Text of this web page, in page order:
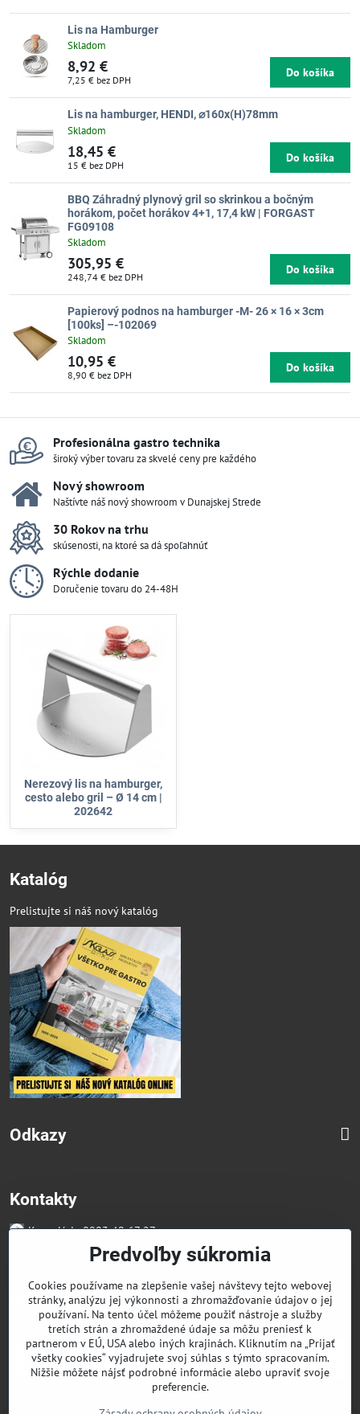
Lis na Hamburger
Skladom
8,92 €
7,25 € bez DPH
Do košíka
Lis na hamburger, HENDI, ⌀160x(H)78mm
Skladom
18,45 €
15 € bez DPH
Do košíka
BBQ Záhradný plynový gril so skrinkou a bočným
horákom, počet horákov 4+1, 17,4 kW | FORGAST
FG09108
Skladom
305,95 €
248,74 € bez DPH
Do košíka
Papierový podnos na hamburger -M- 26 × 16 × 3cm
[100ks] –-102069
Skladom
10,95 €
8,90 € bez DPH
Do košíka
Profesionálna gastro technika
široký výber tovaru za skvelé ceny pre každého
Nový showroom
Naštívte náš nový showroom v Dunajskej Strede
30 Rokov na trhu
skúsenosti, na ktoré sa dá spoľahnúť
Rýchle dodanie
Doručenie tovaru do 24-48H
Nerezový lis na hamburger,
cesto alebo gril – Ø 14 cm |
202642
Katalóg
Prelistujte si náš nový katalóg
Odkazy
Kontakty
Kancelária 0903 49 67 27
Faktúry/Reklamácia 0914 27 44 27
Email skglass@skglass.sk
Projekty gastro@skglass.sk
Osobný Odber Bratislavská 919/4 Dunajská Streda
Predvoľby súkromia
Cookies používame na zlepšenie vašej návštevy tejto webovej
stránky, analýzu jej výkonnosti a zhromažďovanie údajov o jej
používaní. Na tento účel môžeme použiť nástroje a služby
tretích strán a zhromaždené údaje sa môžu preniesť k
partnerom v EÚ, USA alebo iných krajinách. Kliknutím na „Prijať
všetky cookies“ vyjadrujete svoj súhlas s týmto spracovaním.
Nižšie môžete nájsť podrobné informácie alebo upraviť svoje
preferencie.